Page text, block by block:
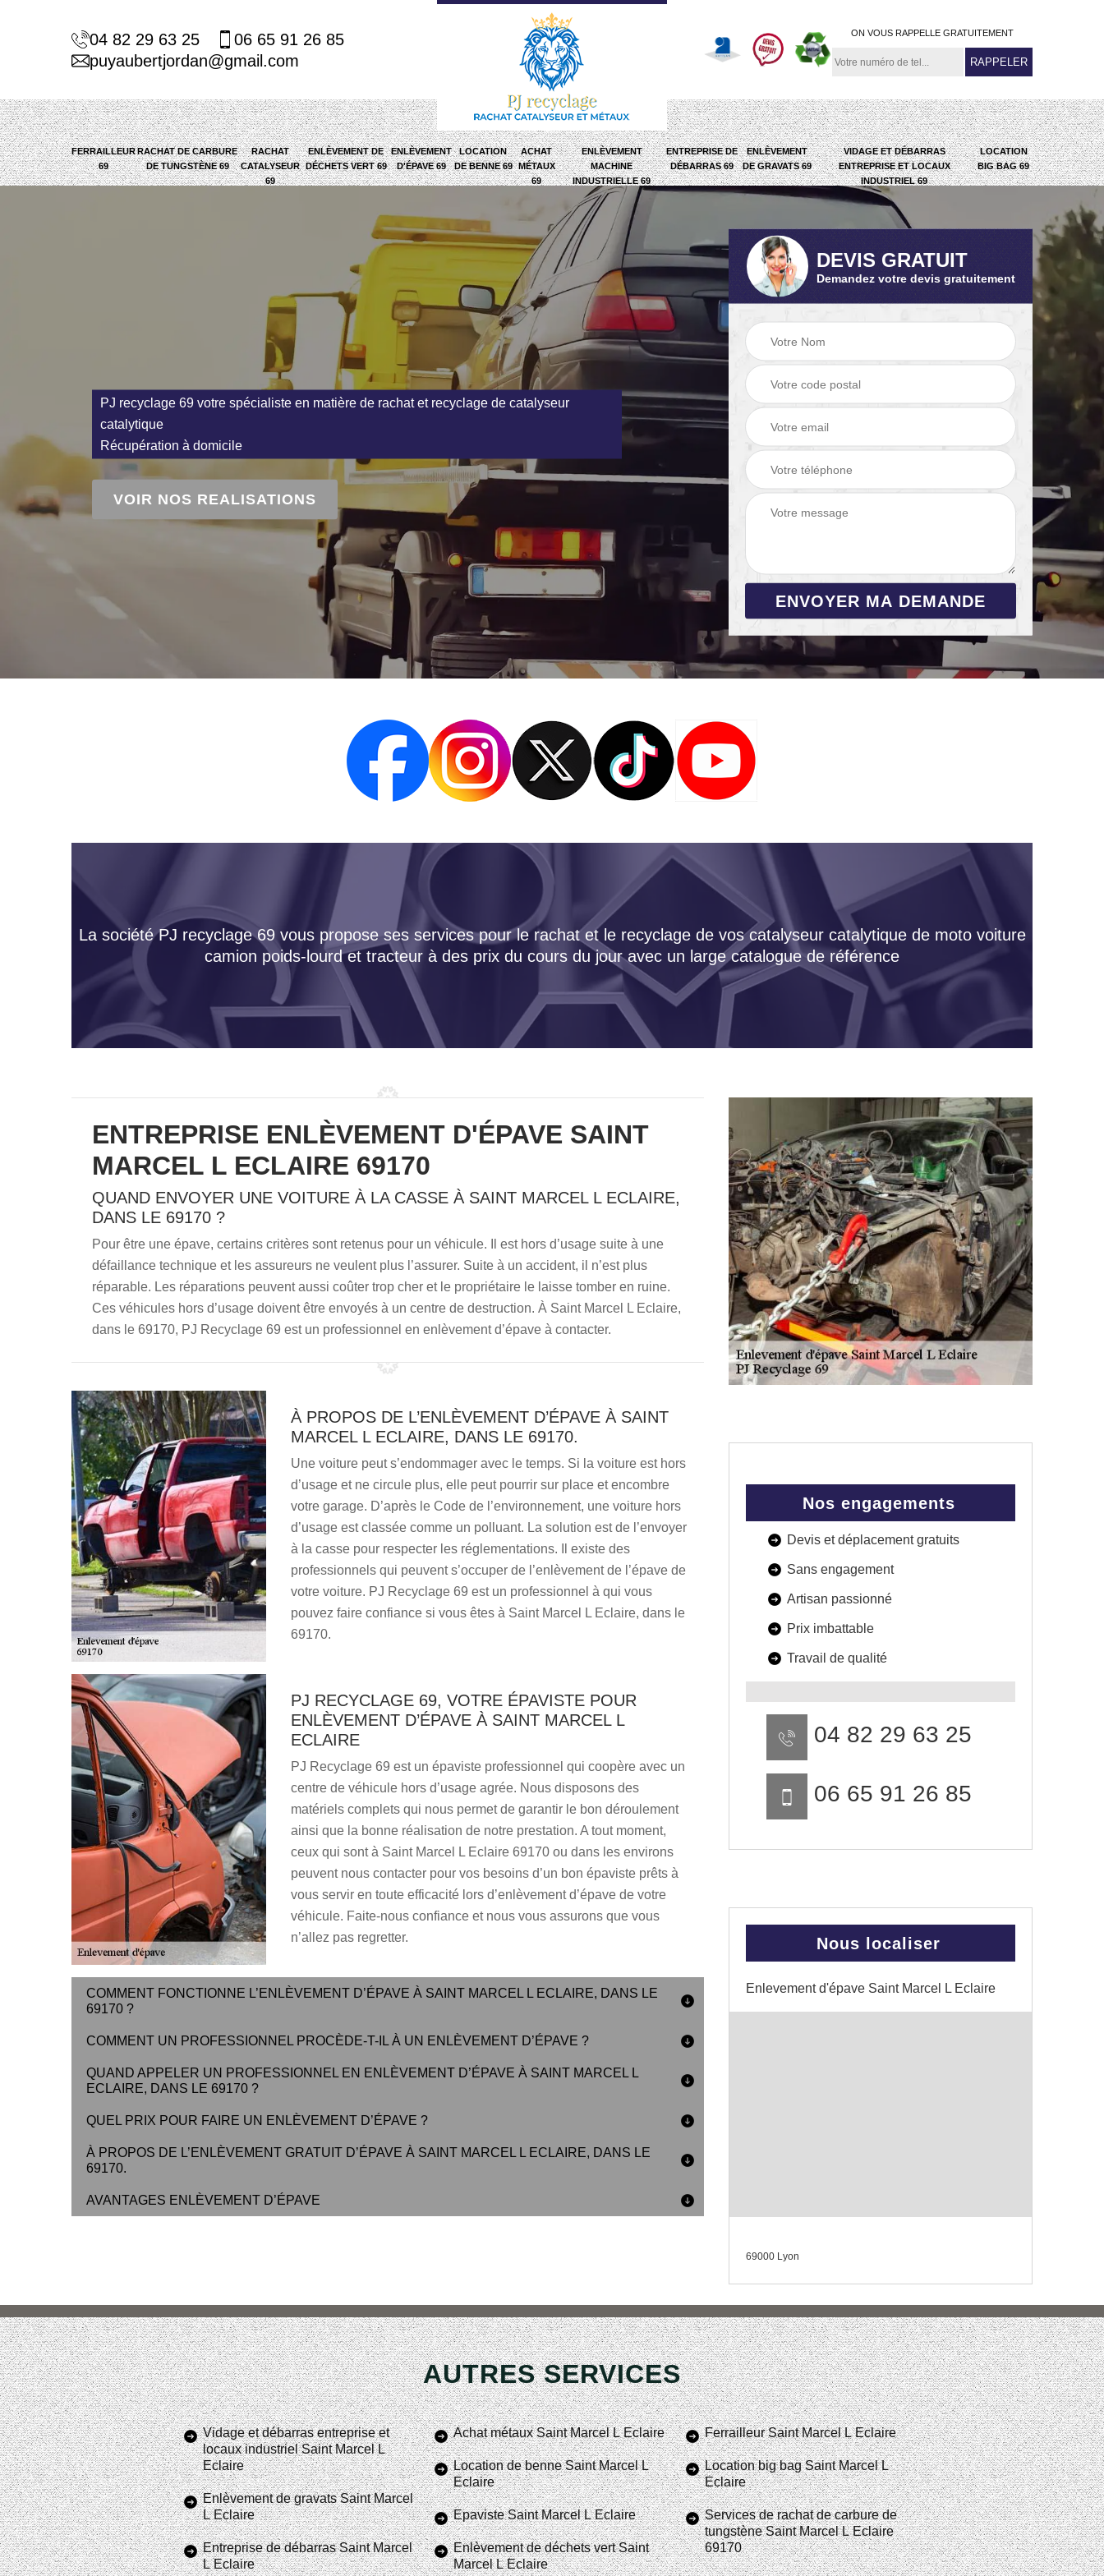
04 82 29 63 25
06 65 91 26 85
puyaubertjordan@gmail.com
ON VOUS RAPPELLE GRATUITEMENT
FERRAILLEUR
69
RACHAT DE CARBURE
DE TUNGSTÈNE 69
RACHAT
CATALYSEUR
69
ENLÈVEMENT DE
DÉCHETS VERT 69
ENLÈVEMENT
D'ÉPAVE 69
LOCATION
DE BENNE 69
ACHAT
MÉTAUX
69
ENLÈVEMENT
MACHINE
INDUSTRIELLE 69
ENTREPRISE DE
DÉBARRAS 69
ENLÈVEMENT
DE GRAVATS 69
VIDAGE ET DÉBARRAS
ENTREPRISE ET LOCAUX
INDUSTRIEL 69
LOCATION
BIG BAG 69
PJ recyclage 69 votre spécialiste en matière de rachat et recyclage de catalyseur
catalytique
Récupération à domicile
VOIR NOS REALISATIONS
DEVIS GRATUIT
Demandez votre devis gratuitement
La société PJ recyclage 69 vous propose ses services pour le rachat et le recyclage de vos catalyseur catalytique de moto voiture
camion poids-lourd et tracteur à des prix du cours du jour avec un large catalogue de référence
ENTREPRISE ENLÈVEMENT D'ÉPAVE SAINT
MARCEL L ECLAIRE 69170
QUAND ENVOYER UNE VOITURE À LA CASSE À SAINT MARCEL L ECLAIRE,
DANS LE 69170 ?
Pour être une épave, certains critères sont retenus pour un véhicule. Il est hors d’usage suite à une
défaillance technique et les assureurs ne veulent plus l’assurer. Suite à un accident, il n’est plus
réparable. Les réparations peuvent aussi coûter trop cher et le propriétaire le laisse tomber en ruine.
Ces véhicules hors d’usage doivent être envoyés à un centre de destruction. À Saint Marcel L Eclaire,
dans le 69170, PJ Recyclage 69 est un professionnel en enlèvement d’épave à contacter.
À PROPOS DE L’ENLÈVEMENT D’ÉPAVE À SAINT
MARCEL L ECLAIRE, DANS LE 69170.
Une voiture peut s’endommager avec le temps. Si la voiture est hors
d’usage et ne circule plus, elle peut pourrir sur place et encombre
votre garage. D’après le Code de l’environnement, une voiture hors
d’usage est classée comme un polluant. La solution est de l’envoyer
à la casse pour respecter les réglementations. Il existe des
professionnels qui peuvent s’occuper de l’enlèvement de l’épave de
votre voiture. PJ Recyclage 69 est un professionnel à qui vous
pouvez faire confiance si vous êtes à Saint Marcel L Eclaire, dans le
69170.
PJ RECYCLAGE 69, VOTRE ÉPAVISTE POUR
ENLÈVEMENT D’ÉPAVE À SAINT MARCEL L
ECLAIRE
PJ Recyclage 69 est un épaviste professionnel qui coopère avec un
centre de véhicule hors d’usage agrée. Nous disposons des
matériels complets qui nous permet de garantir le bon déroulement
ainsi que la bonne réalisation de notre prestation. A tout moment,
ceux qui sont à Saint Marcel L Eclaire 69170 ou dans les environs
peuvent nous contacter pour vos besoins d’un bon épaviste prêts à
vous servir en toute efficacité lors d’enlèvement d’épave de votre
véhicule. Faite-nous confiance et nous vous assurons que vous
n’allez pas regretter.
COMMENT FONCTIONNE L’ENLÈVEMENT D’ÉPAVE À SAINT MARCEL L ECLAIRE, DANS LE
69170 ?
COMMENT UN PROFESSIONNEL PROCÈDE-T-IL À UN ENLÈVEMENT D’ÉPAVE ?
QUAND APPELER UN PROFESSIONNEL EN ENLÈVEMENT D’ÉPAVE À SAINT MARCEL L
ECLAIRE, DANS LE 69170 ?
QUEL PRIX POUR FAIRE UN ENLÈVEMENT D’ÉPAVE ?
À PROPOS DE L’ENLÈVEMENT GRATUIT D’ÉPAVE À SAINT MARCEL L ECLAIRE, DANS LE
69170.
AVANTAGES ENLÈVEMENT D’ÉPAVE
Nos engagements
Devis et déplacement gratuits
Sans engagement
Artisan passionné
Prix imbattable
Travail de qualité
04 82 29 63 25
06 65 91 26 85
Nous localiser
Enlevement d'épave Saint Marcel L Eclaire
69000 Lyon
AUTRES SERVICES
Vidage et débarras entreprise et
locaux industriel Saint Marcel L
Eclaire
Enlèvement de gravats Saint Marcel
L Eclaire
Entreprise de débarras Saint Marcel
L Eclaire
Achat métaux Saint Marcel L Eclaire
Location de benne Saint Marcel L
Eclaire
Epaviste Saint Marcel L Eclaire
Enlèvement de déchets vert Saint
Marcel L Eclaire
Ferrailleur Saint Marcel L Eclaire
Location big bag Saint Marcel L
Eclaire
Services de rachat de carbure de
tungstène Saint Marcel L Eclaire
69170